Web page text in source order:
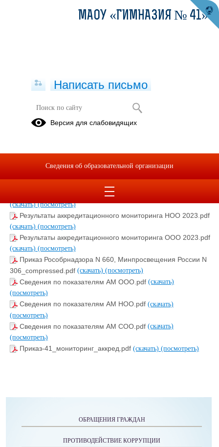
Аккредитационный мониторинг
Результаты аккредитационного мониторинга СОО 2023.pdf
(скачать)(посмотреть)
Результаты аккредитационного мониторинга НОО 2023.pdf
(скачать) (посмотреть)
Результаты аккредитационного мониторинга ООО 2023.pdf
(скачать) (посмотреть)
Приказ Рособрнадзора N 660, Минпросвещения России N
306_compressed.pdf (скачать) (посмотреть)
Сведения по показателям АМ ООО.pdf (скачать)
(посмотреть)
Сведения по показателям АМ НОО.pdf (скачать)
(посмотреть)
Сведения по показателям АМ СОО.pdf (скачать)
(посмотреть)
Приказ-41_мониторинг_аккред.pdf (скачать) (посмотреть)
ОБРАЩЕНИЯ ГРАЖДАН
ПРОТИВОДЕЙСТВИЕ КОРРУПЦИИ
МАОУ «ГИМНАЗИЯ № 41»
Написать письмо
Версия для слабовидящих
Сведения об образовательной организации